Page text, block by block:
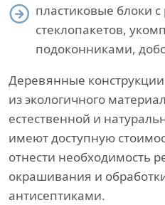
пластиковые блоки
стеклопакетов,
подоконниками,
Деревянные
из экологичного
естественной и
имеют доступную
отнести необходимость
окрашивания и
антисептиками.